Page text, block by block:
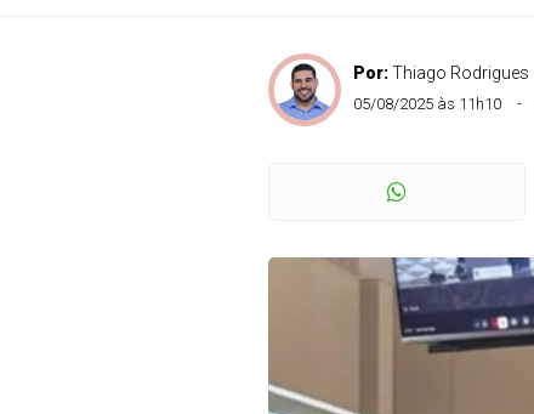
Por:Thiago Rodrigues
05/08/2025 às 11h10